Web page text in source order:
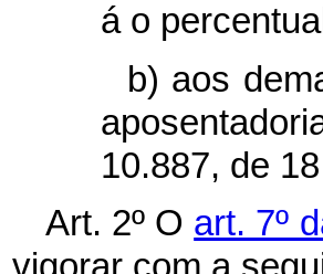
á o
b) aos
10.887, de
Art. 2º O art. 7º